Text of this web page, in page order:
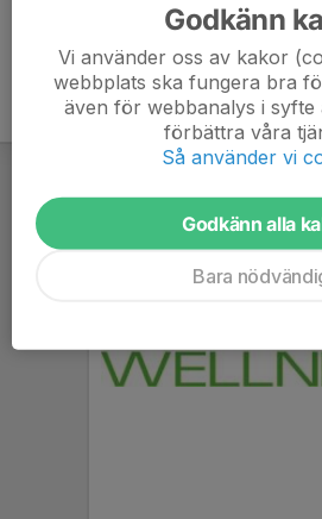
Godkänn
Vi använder oss av kakor
webbplats ska fungera bra
även för webbanalys i syfte
förbättra våra
Så använder vi
Godkänn alla
Bara